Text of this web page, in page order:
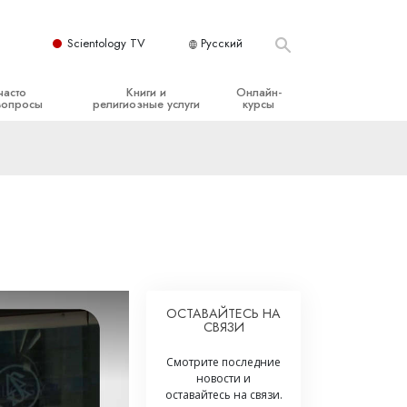
Scientology TV Русский
принципы
Книги и
религиозные услуги
Онлайн-
курсы
Помощь при болезнях и травмах
Целостность и честность
Шкала эмоциональных тонов
ОСТАВАЙТЕСЬ НА
СВЯЗИ
Смотрите последние
новости и
оставайтесь на связи.